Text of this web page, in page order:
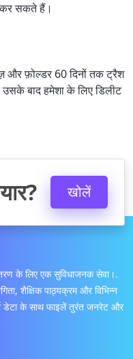
कर सकते हैं।
और फ़ोल्डर 60 दिनों तक ट्रैश
बाद हमेशा के लिए डिलीट
खोलें
के लिए एक सुविधाजनक सेवा।.
शैक्षिक पाठ्यक्रम और विभिन्न
डेटा के साथ फाइलें तुरंत जनरेट और